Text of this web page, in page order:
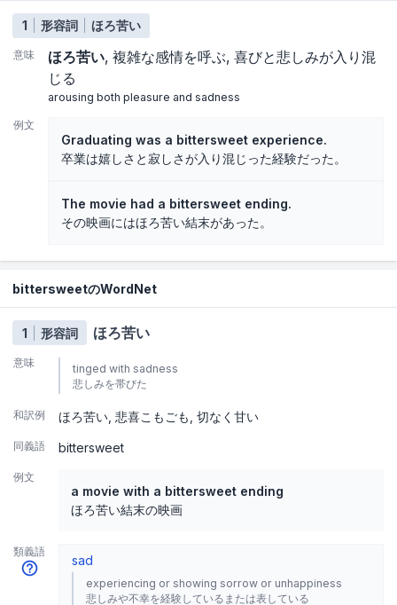
1 形容詞 ほろ苦い
意味 ほろ苦い 複雑な感情を呼ぶ 喜びと悲しみが入り混
じる
arousing both pleasure and sadness
例文
Graduating was a bittersweet experience.
卒業は嬉しさと寂しさが入り混じった経験だった。
The movie had a bittersweet ending.
その映画にはほろ苦い結末があった。
bittersweetのWordNet
1 形容詞 ほろ苦い
意味
tinged with sadness
悲しみを帯びた
和訳例 ほろ苦い 悲喜こもごも 切なく甘い
同義語 bittersweet
例文
a movie with a bittersweet ending
ほろ苦い結末の映画
類義語
sad
experiencing or showing sorrow or unhappiness
悲しみや不幸を経験しているまたは表している